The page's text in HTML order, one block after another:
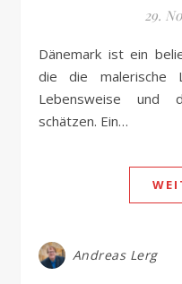
29.
Dänemark ist ein beliebtes Reiseziel für Urlauber,
die die malerische
Lebensweise und
schätzen. Ein…
Andreas Lerg